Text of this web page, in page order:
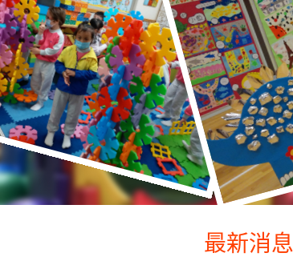
最新消息